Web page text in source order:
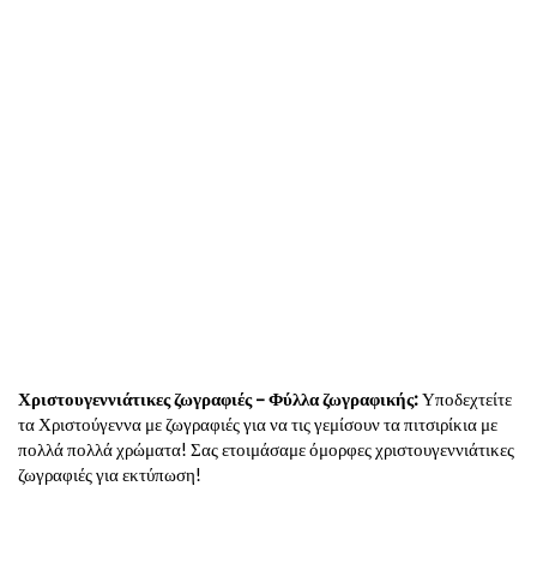
Χριστουγεννιάτικες ζωγραφιές – Φύλλα ζωγραφικής:Υποδεχτείτε
τα Χριστούγεννα με ζωγραφιές για να τις γεμίσουν τα πιτσιρίκια με
πολλά πολλά χρώματα! Σας ετοιμάσαμε όμορφες χριστουγεννιάτικες
ζωγραφιές για εκτύπωση!